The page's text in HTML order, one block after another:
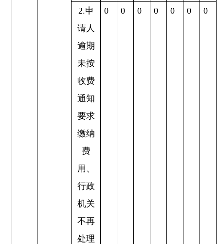
2.申
请人
逾期
未按
收费
通知
要求
缴纳
费
用、
行政
机关
不再
处理
0 0 0 0 0 0 0